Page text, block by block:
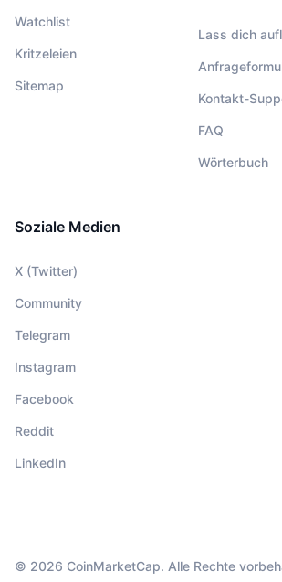
Watchlist
Kritzeleien
Sitemap
Lass dich
Kontakt-
FAQ
Wörterbuch
Soziale Medien
X (Twitter)
Community
Telegram
Instagram
Facebook
Reddit
LinkedIn
© 2026 CoinMarketCap. Alle Rechte